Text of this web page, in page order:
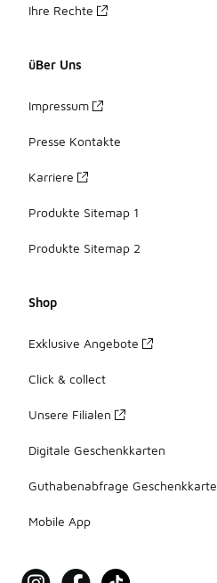
Ihre Rechte
üBer Uns
Impressum
Presse Kontakte
Karriere
Produkte Sitemap 1
Produkte Sitemap 2
Shop
Exklusive Angebote
Click & collect
Unsere Filialen
Digitale Geschenkkarten
Guthabenabfrage Geschenkkarte
Mobile App